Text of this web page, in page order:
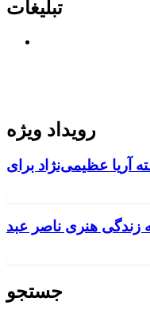
تبلیغات
رویداد ویژه
جستجو